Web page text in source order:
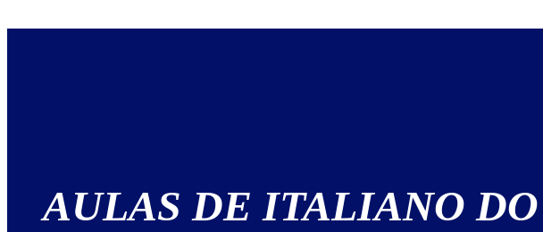
AULAS DE ITALIANO DO